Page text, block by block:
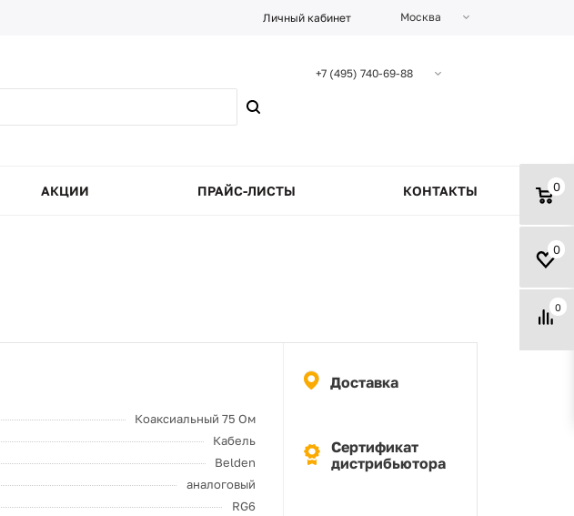
Личный кабинет Москва
+7 (495) 740-69-88
0
0
0
АКЦИИ ПРАЙС-ЛИСТЫ КОНТАКТЫ
Коаксиальный 75 Ом
Кабель
Belden
аналоговый
RG6
Доставка
Сертификат
дистрибьютора